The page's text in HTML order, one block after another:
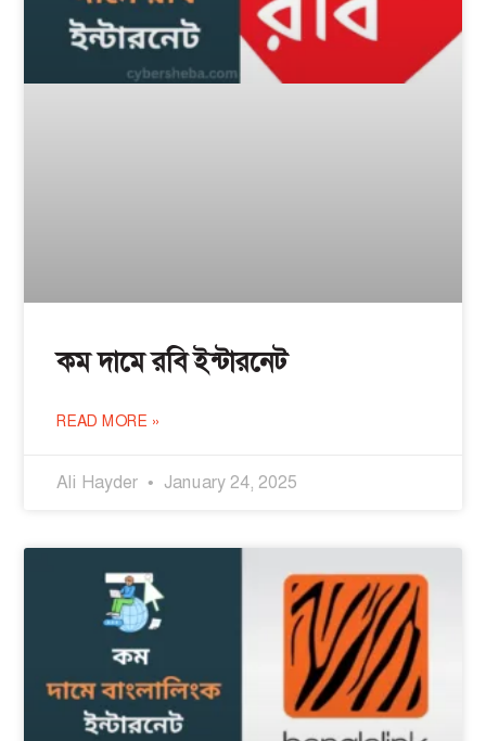
কম দামে রবি ইন্টারনেট
READ MORE »
Ali Hayder January 24, 2025